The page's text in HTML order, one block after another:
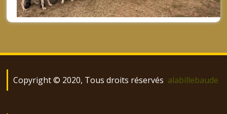
Copyright © 2020, Tous droits réservés alabillebaude